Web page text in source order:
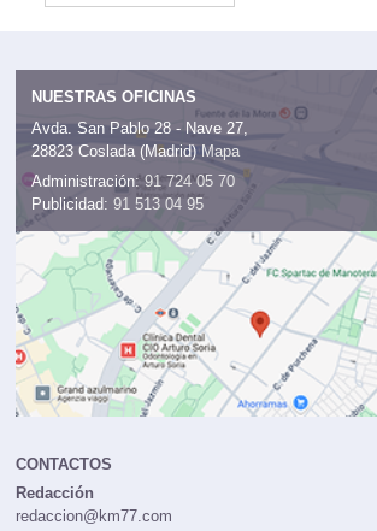
NUESTRAS OFICINAS
Avda. San Pablo 28 - Nave 27,
28823 Coslada (Madrid) Mapa
Administración: 91 724 05 70
Publicidad: 91 513 04 95
CONTACTOS
Redacción
redaccion@km77.com